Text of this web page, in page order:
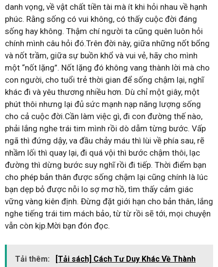
danh vọng, về vật chất tiền tài mà ít khi hỏi nhau về hạnh
phúc. Rằng sống có vui không, có thấy cuộc đời đáng
sống hay không. Thậm chí người ta cũng quên luôn hỏi
chính mình câu hỏi đó.Trên đời này, giữa những nốt bổng
và nốt trầm, giữa sự buồn khổ và vui vẻ, hãy cho mình
một “nốt lặng”. Nốt lặng đó không vang thành lời mà cho
con người, cho tuổi trẻ thời gian để sống chậm lại, nghĩ
khác đi và yêu thương nhiều hơn. Dù chỉ một giây, một
phút thôi nhưng lại đủ sức mạnh nạp năng lượng sống
cho cả cuộc đời.Cần làm việc gì, đi con đường thế nào,
phải lắng nghe trái tim mình rồi dò dẫm từng bước. Vấp
ngã thì đứng dậy, va đầu chảy máu thì lùi về phía sau, rẽ
nhầm lối thì quay lại, đi quá vội thì bước chậm thôi, lạc
đường thì dừng bước suy nghĩ rồi đi tiếp. Thời điểm bạn
cho phép bản thân được sống chậm lại cũng chính là lúc
bạn dẹp bỏ được nỗi lo sợ mơ hồ, tìm thấy cảm giác
vững vàng kiên định. Đừng đặt giới hạn cho bản thân, lắng
nghe tiếng trái tim mách bảo, từ từ rồi sẽ tới, mọi chuyện
vẫn còn kịp.Mời bạn đón đọc.
Tải thêm:
[Tải sách] Cách Tư Duy Khác Về Thành